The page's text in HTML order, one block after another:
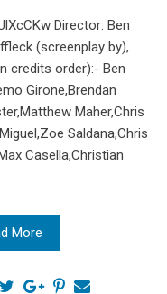
Director: Ben
(screenplay by),
credits order):- Ben
Girone,Brendan
Maher,Chris
Saldana,Chris
Casella,Christian
More